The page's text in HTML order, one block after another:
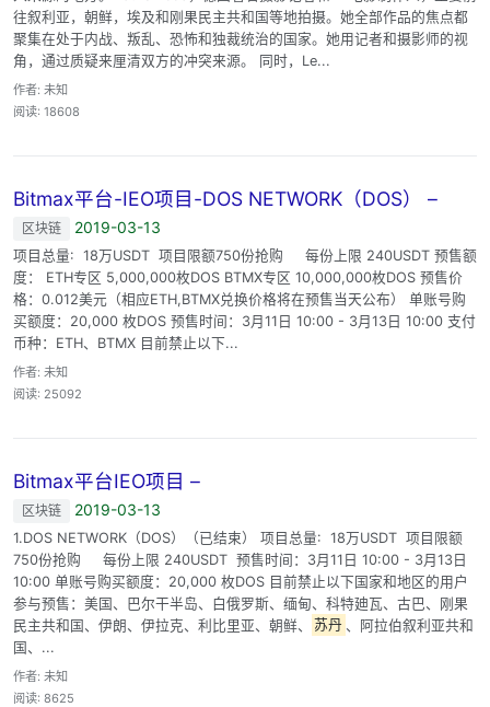
往叙利亚，朝鲜，埃及和刚果民主共和国等地拍摄。她全部作品的焦点都
聚集在处于内战、叛乱、恐怖和独裁统治的国家。她用记者和摄影师的视
角，通过质疑来厘清双方的冲突来源。 同时，Le...
作者: 未知
阅读: 18608
Bitmax平台-IEO项目-DOS NETWORK（DOS） –
区块链 2019-03-13
项目总量: 18万USDT 项目限额750份抢购 每份上限 240USDT 预售额
度： ETH专区 5,000,000枚DOS BTMX专区 10,000,000枚DOS 预售价
格：0.012美元（相应ETH,BTMX兑换价格将在预售当天公布） 单账号购
买额度：20,000 枚DOS 预售时间：3月11日 10:00 - 3月13日 10:00 支付
币种：ETH、BTMX 目前禁止以下...
作者: 未知
阅读: 25092
Bitmax平台IEO项目 –
区块链 2019-03-13
1.DOS NETWORK（DOS）（已结束） 项目总量: 18万USDT 项目限额
750份抢购 每份上限 240USDT 预售时间：3月11日 10:00 - 3月13日
10:00 单账号购买额度：20,000 枚DOS 目前禁止以下国家和地区的用户
参与预售：美国、巴尔干半岛、白俄罗斯、缅甸、科特廸瓦、古巴、刚果
民主共和国、伊朗、伊拉克、利比里亚、朝鲜、
苏丹 、阿拉伯叙利亚共和
国、...
作者: 未知
阅读: 8625